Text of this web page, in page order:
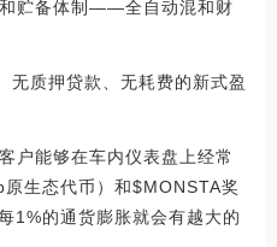
贮备体制——全自动混和财
质押贷款、无耗费的新式盈
户能够在车内仪表盘上经常
生态代币）和$MONSTA奖
1%的通货膨胀就会有越大的